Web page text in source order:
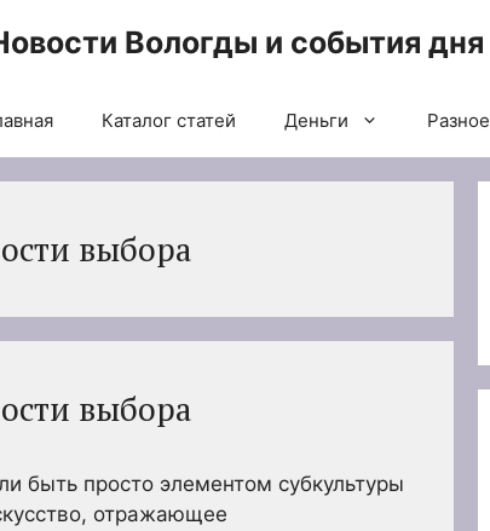
Вологды и события дня
Каталог статей Деньги Разное
выбора
выбора
быть просто элементом субкультуры
отражающее